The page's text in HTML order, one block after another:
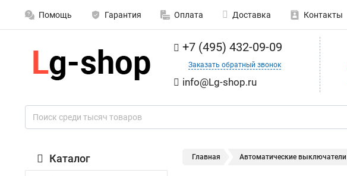
Помощь Гарантия Оплата Доставка Контакты
+7 (495) 432-09-09
Заказать обратный звонок
info@Lg-shop.ru
Каталог Главная Автоматические выключатели